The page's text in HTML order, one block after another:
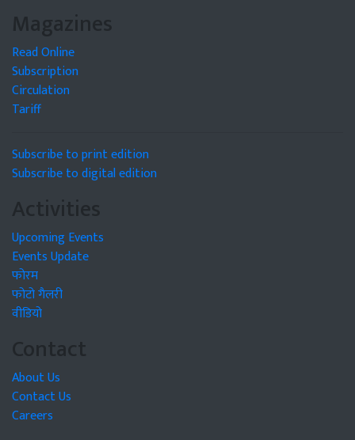
Magazines
Read Online
Subscription
Circulation
Tariff
Subscribe to print edition
Subscribe to digital edition
Activities
Upcoming Events
Events Update
फोरम
फोटो गैलरी
वीडियो
Contact
About Us
Contact Us
Careers